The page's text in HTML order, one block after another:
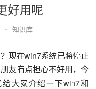
好用呢
• 知识库
现在win7系统已将停止
友有点担心不好用，今
大家介绍一下win7和